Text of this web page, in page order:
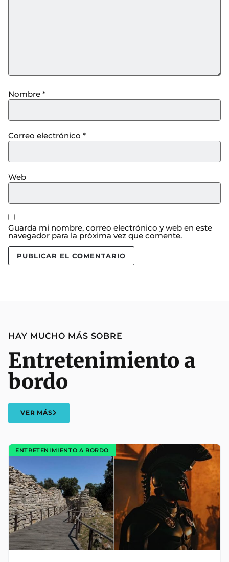
Nombre *
Correo electrónico *
Web
Guarda mi nombre, correo electrónico y web en este
navegador para la próxima vez que comente.
HAY MUCHO MÁS SOBRE
Entretenimiento a
bordo
VER MÁS
ENTRETENIMIENTO A BORDO